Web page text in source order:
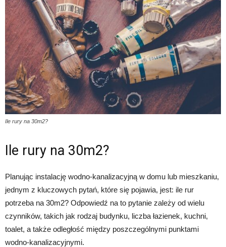
Ile rury na 30m2?
Ile rury na 30m2?
Planując instalację wodno-kanalizacyjną w domu lub mieszkaniu,
jednym z kluczowych pytań, które się pojawia, jest: ile rur
potrzeba na 30m2? Odpowiedź na to pytanie zależy od wielu
czynników, takich jak rodzaj budynku, liczba łazienek, kuchni,
toalet, a także odległość między poszczególnymi punktami
wodno-kanalizacyjnymi.